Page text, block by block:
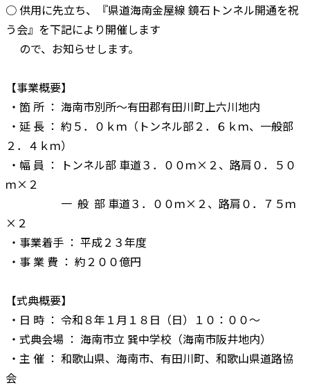
○ 供用に先立ち、『県道海南金屋線 鏡石トンネル開通を祝
う会』を下記により開催します
ので、お知らせします。
【事業概要】
・箇 所 ： 海南市別所～有田郡有田川町上六川地内
・延 長 ： 約５．０ｋｍ（トンネル部２．６ｋｍ、一般部
２．４ｋｍ）
・幅 員 ： トンネル部 車道３．００ｍ×２、路肩０．５０
ｍ×２
一 般 部 車道３．００ｍ×２、路肩０．７５ｍ
×２
・事業着手 ： 平成２３年度
・事 業 費 ： 約２００億円
【式典概要】
・日 時 ： 令和８年１月１８日（日）１０：００～
・式典会場 ： 海南市立 巽中学校（海南市阪井地内）
・主 催 ： 和歌山県、海南市、有田川町、和歌山県道路協
会